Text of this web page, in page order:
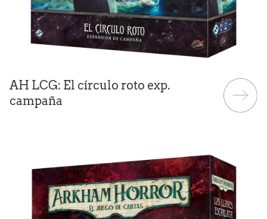
AH LCG: El círculo roto exp.
campaña